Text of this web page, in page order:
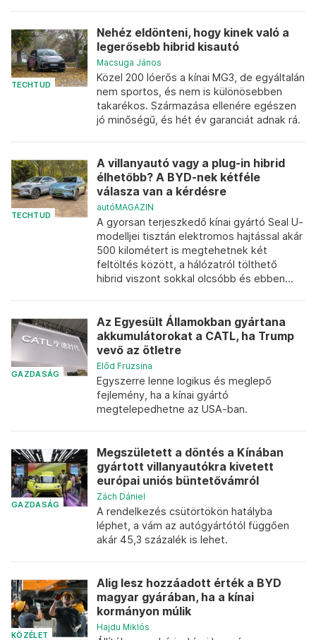
TECHTUD
Nehéz eldönteni, hogy kinek való a
legerősebb hibrid kisautó
Macsuga János
Közel 200 lóerős a kínai MG3, de egyáltalán
nem sportos, és nem is különösebben
takarékos. Származása ellenére egészen
jó minőségű, és hét év garanciát adnak rá.
TECHTUD
A villanyautó vagy a plug-in hibrid
élhetőbb? A BYD-nek kétféle
válasza van a kérdésre
autóMAGAZIN
A gyorsan terjeszkedő kínai gyártó Seal U-
modelljei tisztán elektromos hajtással akár
500 kilométert is megtehetnek két
feltöltés között, a hálózatról tölthető
hibrid viszont sokkal olcsóbb és ebben...
GAZDASÁG
Az Egyesült Államokban gyártana
akkumulátorokat a CATL, ha Trump
vevő az ötletre
Előd Fruzsina
Egyszerre lenne logikus és meglepő
fejlemény, ha a kínai gyártó
megtelepedhetne az USA-ban.
GAZDASÁG
Megszületett a döntés a Kínában
gyártott villanyautókra kivetett
európai uniós büntetővámról
Zách Dániel
A rendelkezés csütörtökön hatályba
léphet, a vám az autógyártótól függően
akár 45,3 százalék is lehet.
KÖZÉLET
Alig lesz hozzáadott érték a BYD
magyar gyárában, ha a kínai
kormányon múlik
Hajdu Miklós